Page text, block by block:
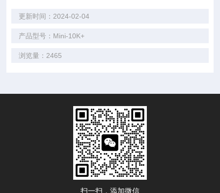
更新时间：2024-02-04
产品型号：Mini-10K+
浏览量：2465
扫一扫，添加微信